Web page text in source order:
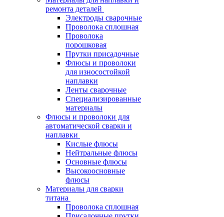
ремонта деталей
Электроды сварочные
Проволока сплошная
Проволока
порошковая
Прутки присадочные
Флюсы и проволоки
для износостойкой
наплавки
Ленты сварочные
Специализированные
материалы
Флюсы и проволоки для
автоматической сварки и
наплавки
Кислые флюсы
Нейтральные флюсы
Основные флюсы
Высокоосновные
флюсы
Материалы для сварки
титана
Проволока сплошная